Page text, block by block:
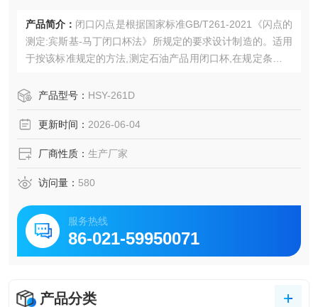
产品简介： 闭口闪点是根据国家标准GB/T261-2021《闪点的
测定:宾斯基-马丁闭口杯法》所规定的要求设计制造的。适用
于按该标准规定的方法,测定石油产品用闭口杯,在规定条件下
度，即闭口杯法闪点。该产品可广泛用于铁路、航空、电
产品型号： HSY-261D
更新时间： 2026-06-04
厂商性质： 生产厂家
访问量： 580
服务热线
86-021-59950071
产品分类